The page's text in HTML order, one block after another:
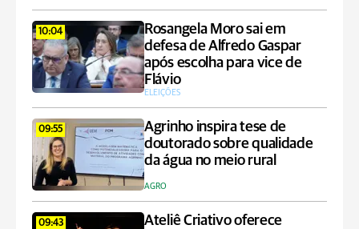
10:04
Rosangela Moro sai em
defesa de Alfredo Gaspar
após escolha para vice de
Flávio
ELEIÇÕES
09:55
Agrinho inspira tese de
doutorado sobre qualidade
da água no meio rural
AGRO
09:43
Ateliê Criativo oferece